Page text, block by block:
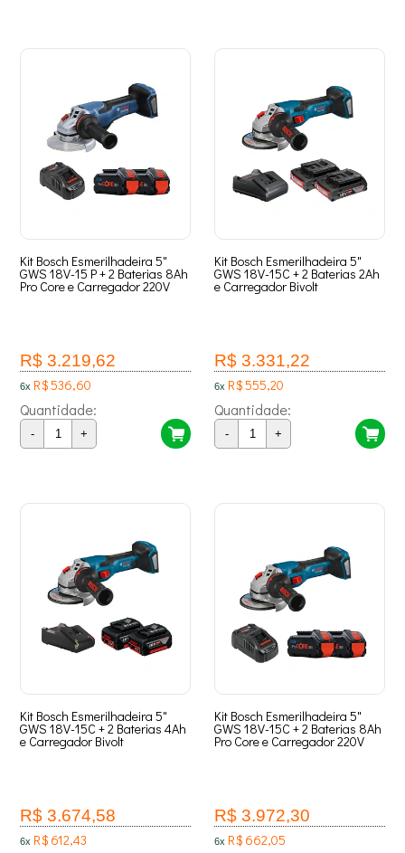
Kit Bosch Esmerilhadeira 5"
GWS 18V-15 P + 2 Baterias 8Ah
Pro Core e Carregador 220V
R$ 3.219,62
6x R$ 536,60
Quantidade:
- +
Kit Bosch Esmerilhadeira 5"
GWS 18V-15C + 2 Baterias 2Ah
e Carregador Bivolt
R$ 3.331,22
6x R$ 555,20
Quantidade:
- +
Kit Bosch Esmerilhadeira 5"
GWS 18V-15C + 2 Baterias 4Ah
e Carregador Bivolt
R$ 3.674,58
6x R$ 612,43
Kit Bosch Esmerilhadeira 5"
GWS 18V-15C + 2 Baterias 8Ah
Pro Core e Carregador 220V
R$ 3.972,30
6x R$ 662,05